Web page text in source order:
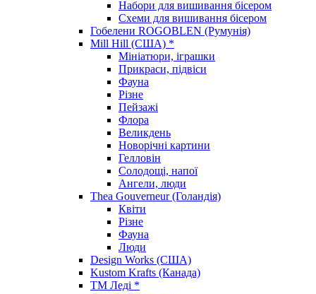
Набори для вишивання бісером
Схеми для вишивання бісером
Гобелени ROGOBLEN (Румунія)
Mill Hill (США) *
Мініатюри, іграшки
Прикраси, підвіси
Фауна
Різне
Пейзажі
Флора
Великдень
Новорічні картини
Гелловін
Солодощі, напої
Ангели, люди
Thea Gouverneur (Голандія)
Квіти
Різне
Фауна
Люди
Design Works (США)
Kustom Krafts (Канада)
ТМ Леді *